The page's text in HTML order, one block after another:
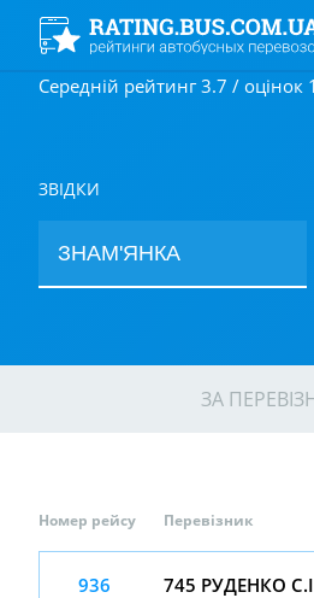
Середній рейтинг 3.7 / оцінок
ЗВІДКИ
ЗА
Номер рейсу Перевізник
936 745 РУДЕНКО